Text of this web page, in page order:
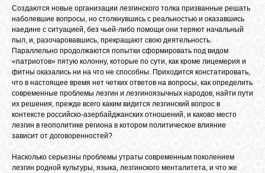
Создаются новые организации лезгинского толка призванные решать
наболевшие вопросы, но столкнувшись с реальностью и оказавшись
наедине с ситуацией, без чьей-либо помощи они теряют начальный
пыл, и, разочаровавшись, прекращают свою деятельность.
Параллельно продолжаются попытки сформировать под видом
«патриотов» пятую колонну, которые по сути, как кроме лицемерия и
фитны оказались ни на что не способны. Приходится констатировать,
что в настоящее время нет четких ответов на вопросы, как определить
современные проблемы лезгин и лезгиноязычных народов, найти пути
их решения, прежде всего каким видится лезгинский вопрос в
контексте российско-азербайджанских отношений, и каково место
лезгин в геополитике региона в котором политическое влияние
зависит от договоренностей?
Насколько серьезны проблемы утраты современным поколением
лезгин родной культуры, языка, лезгинского менталитета, и что же